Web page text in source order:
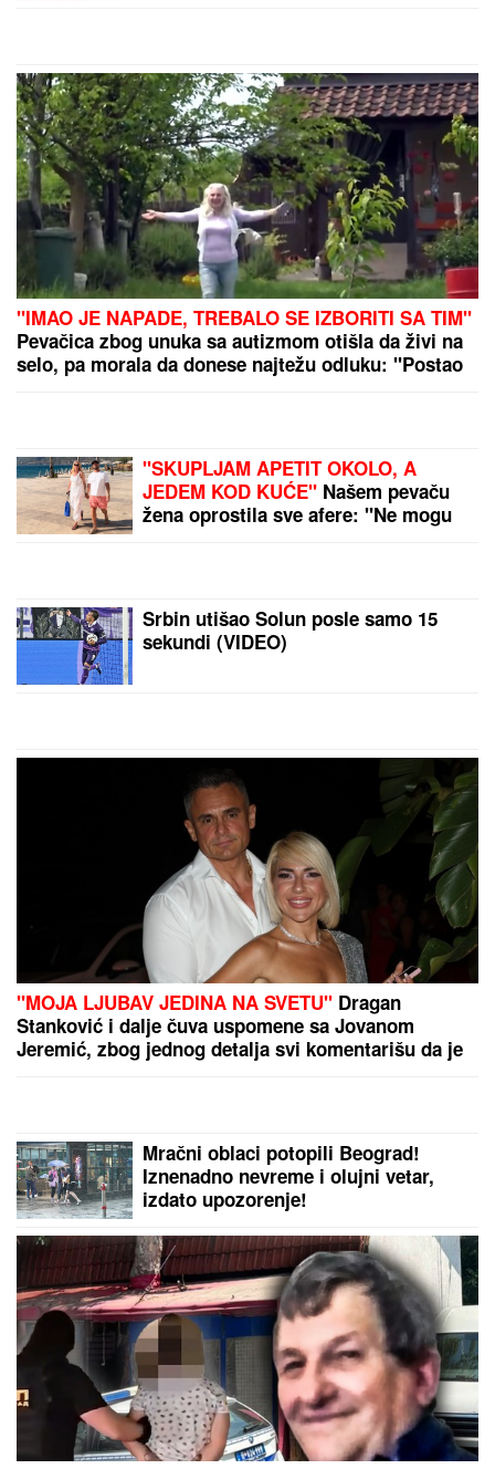
PREPORUKA ZA VAS
MILJANA KULIĆ SE SKINULA U BIKINIUhvatili smo
SRBI "PALI" U ŠPANIJI!
Maskirani
jurili u ukradenim limuzinama, izneli
sef iz banke, pa dolijali u MEGA-
AKCIJI policije: Ojadili 9 provincija
za desetine hiljada evra!
"NJU TREBA LEČITI" Marija Kulić se
oglasila nakon pomirenja Miljane i
Zole: Pokazala kakve poruke dobija i
otkrila sve o njihovom odnosu